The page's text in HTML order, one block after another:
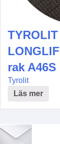
rak A46S
Tyrolit
Läs mer